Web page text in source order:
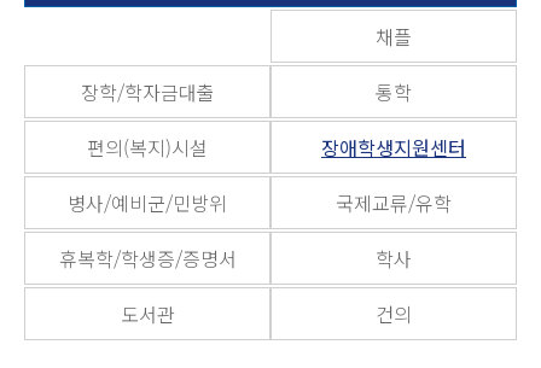
채플
장학/학자금대출
통학
편의(복지)시설
장애학생지원센터
병사/예비군/민방위
국제교류/유학
휴복학/학생증/증명서
학사
도서관
건의